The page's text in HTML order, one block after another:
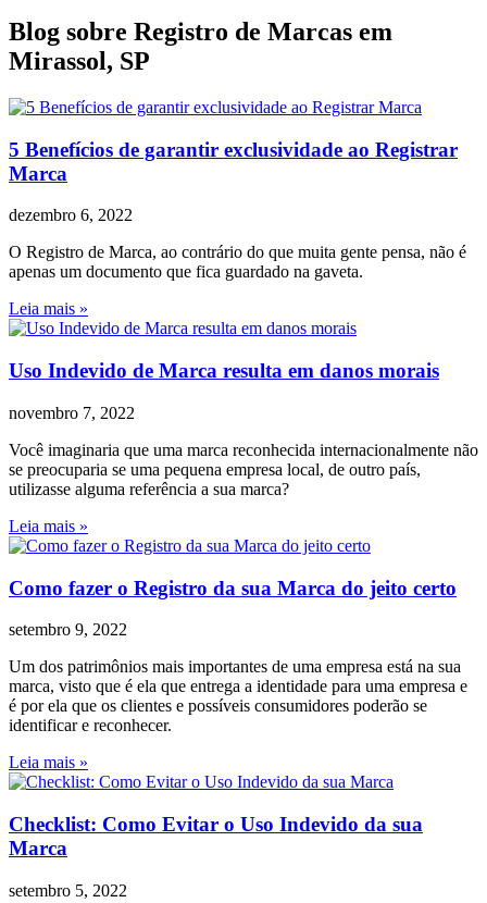
Blog sobre Registro de Marcas em
Mirassol, SP
5 Benefícios de garantir exclusividade ao Registrar
Marca
dezembro 6, 2022
O Registro de Marca, ao contrário do que muita gente pensa, não é
apenas um documento que fica guardado na gaveta.
Leia mais »
Uso Indevido de Marca resulta em danos morais
novembro 7, 2022
Você imaginaria que uma marca reconhecida internacionalmente não
se preocuparia se uma pequena empresa local, de outro país,
utilizasse alguma referência a sua marca?
Leia mais »
Como fazer o Registro da sua Marca do jeito certo
setembro 9, 2022
Um dos patrimônios mais importantes de uma empresa está na sua
marca, visto que é ela que entrega a identidade para uma empresa e
é por ela que os clientes e possíveis consumidores poderão se
identificar e reconhecer.
Leia mais »
Checklist: Como Evitar o Uso Indevido da sua
Marca
setembro 5, 2022